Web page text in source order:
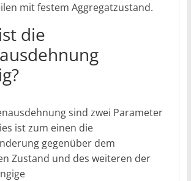
mit festem Aggregatzustand.
die
sind zwei Parameter
ist zum einen die
gegenüber dem
Zustand und des weiteren der